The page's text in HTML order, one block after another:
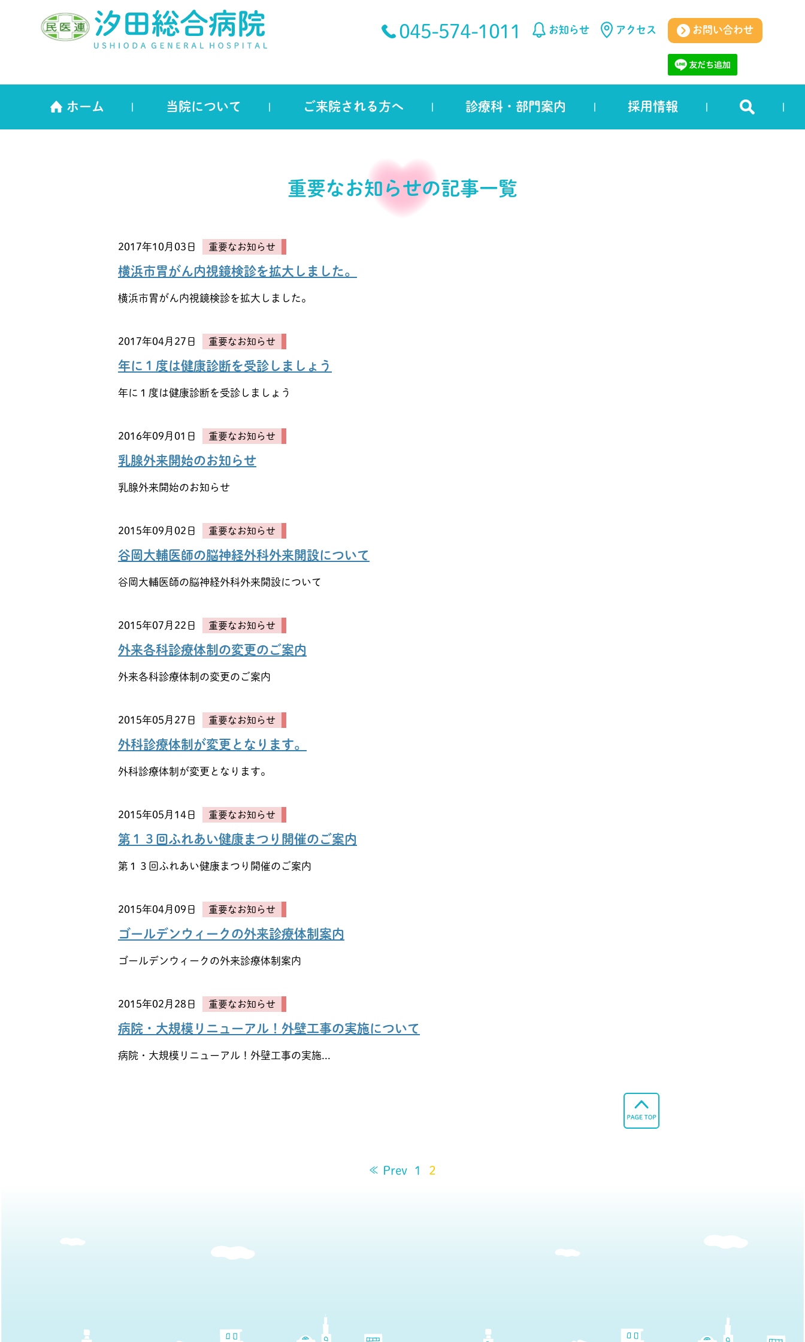
045-574-1011 お知らせ アクセス お問い合わせ
ホーム 当院について ご来院される方へ 診療科・部門案内 採用情報
重要なお知らせの記事一覧
2017年10月03日 重要なお知らせ
横浜市胃がん内視鏡検診を拡大しました。
横浜市胃がん内視鏡検診を拡大しました。
2017年04月27日 重要なお知らせ
年に１度は健康診断を受診しましょう
年に１度は健康診断を受診しましょう
2016年09月01日 重要なお知らせ
乳腺外来開始のお知らせ
乳腺外来開始のお知らせ
2015年09月02日 重要なお知らせ
谷岡大輔医師の脳神経外科外来開設について
谷岡大輔医師の脳神経外科外来開設について
2015年07月22日 重要なお知らせ
外来各科診療体制の変更のご案内
外来各科診療体制の変更のご案内
2015年05月27日 重要なお知らせ
外科診療体制が変更となります。
外科診療体制が変更となります。
2015年05月14日 重要なお知らせ
第１３回ふれあい健康まつり開催のご案内
第１３回ふれあい健康まつり開催のご案内
2015年04月09日 重要なお知らせ
ゴールデンウィークの外来診療体制案内
ゴールデンウィークの外来診療体制案内
2015年02月28日 重要なお知らせ
病院・大規模リニューアル！外壁工事の実施について
病院・大規模リニューアル！外壁工事の実施...
≪ Prev 1 2